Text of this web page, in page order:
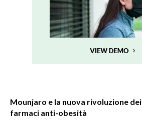
Mounjaro e la nuova rivoluzione dei
farmaci anti-obesità